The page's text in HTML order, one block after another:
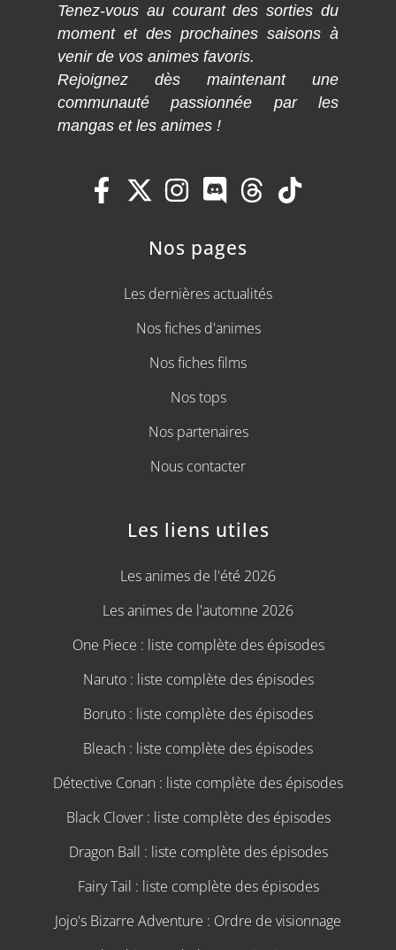
Tenez-vous au courant des sorties du
moment et des prochaines saisons à
venir de vos animes favoris.
Rejoignez dès maintenant une
communauté passionnée par les
mangas et les animes !
Nos pages
Les dernières actualités
Nos fiches d'animes
Nos fiches films
Nos tops
Nos partenaires
Nous contacter
Les liens utiles
Les animes de l'été 2026
Les animes de l'automne 2026
One Piece : liste complète des épisodes
Naruto : liste complète des épisodes
Boruto : liste complète des épisodes
Bleach : liste complète des épisodes
Détective Conan : liste complète des épisodes
Black Clover : liste complète des épisodes
Dragon Ball : liste complète des épisodes
Fairy Tail : liste complète des épisodes
Jojo's Bizarre Adventure : Ordre de visionnage